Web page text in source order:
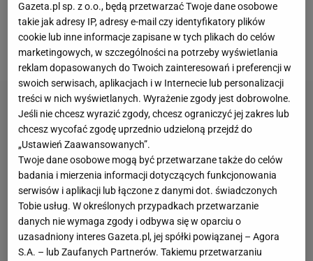
losy meczu. Wygląda na to, że po ostatnich
nieudanych sezonach w końcu znalazł swoje
miejsce w piłkarskiej Europie.
Gazeta.pl sp. z o.o., będą przetwarzać Twoje dane osobowe
takie jak adresy IP, adresy e-mail czy identyfikatory plików
cookie lub inne informacje zapisane w tych plikach do celów
marketingowych, w szczególności na potrzeby wyświetlania
reklam dopasowanych do Twoich zainteresowań i preferencji w
swoich serwisach, aplikacjach i w Internecie lub personalizacji
treści w nich wyświetlanych. Wyrażenie zgody jest dobrowolne.
Jeśli nie chcesz wyrazić zgody, chcesz ograniczyć jej zakres lub
chcesz wycofać zgodę uprzednio udzieloną przejdź do
„Ustawień Zaawansowanych”.
Twoje dane osobowe mogą być przetwarzane także do celów
badania i mierzenia informacji dotyczących funkcjonowania
serwisów i aplikacji lub łączone z danymi dot. świadczonych
Tobie usług. W określonych przypadkach przetwarzanie
danych nie wymaga zgody i odbywa się w oparciu o
uzasadniony interes Gazeta.pl, jej spółki powiązanej – Agora
S.A. – lub Zaufanych Partnerów. Takiemu przetwarzaniu